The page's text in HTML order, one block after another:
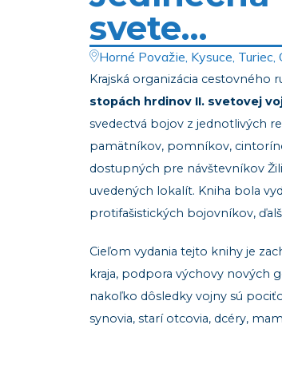
svete…
Horné Považie, Kysuce, Turiec,
Krajská organizácia cestovného
stopách hrdinov II. svetovej
svedectvá bojov z jednotlivých
pamätníkov, pomníkov,
dostupných pre návštevníkov
uvedených lokalít. Kniha bola
protifašistických bojovníkov,
Cieľom vydania tejto knihy je
kraja, podpora výchovy nových
nakoľko dôsledky vojny sú
synovia, starí otcovia, dcéry,